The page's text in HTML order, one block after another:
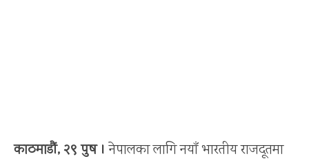
काठमाडौं, २९ पुष । नेपालका लागि नयाँ भारतीय राजदूतमा